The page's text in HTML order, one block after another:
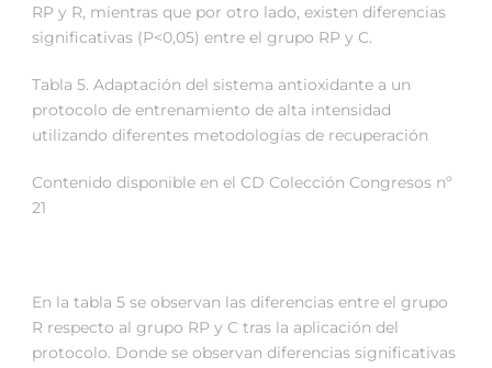
RP y R, mientras que por otro lado, existen diferencias
significativas (P<0,05) entre el grupo RP y C.
Tabla 5. Adaptación del sistema antioxidante a un
protocolo de entrenamiento de alta intensidad
utilizando diferentes metodologías de recuperación
Contenido disponible en el CD Colección Congresos nº
21
En la tabla 5 se observan las diferencias entre el grupo
R respecto al grupo RP y C tras la aplicación del
protocolo. Donde se observan diferencias significativas